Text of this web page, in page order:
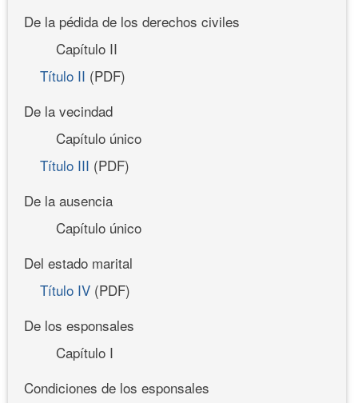
De la pédida de los derechos civiles
Capítulo II
Título II (PDF)
De la vecindad
Capítulo único
Título III (PDF)
De la ausencia
Capítulo único
Del estado marital
Título IV (PDF)
De los esponsales
Capítulo I
Condiciones de los esponsales